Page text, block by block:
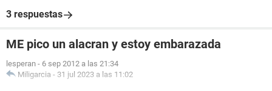
3 respuestas
ME pico un alacran y estoy embarazada
lesperan - 6 sep 2012 a las 21:34
Miligarcia - 31 jul 2023 a las 11:02